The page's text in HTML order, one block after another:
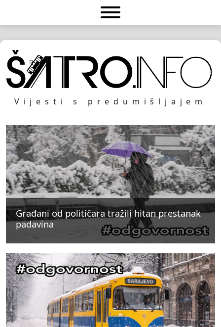
Vijesti s predumišljajem
Građani od političara tražili hitan prestanak
padavina
Građani od političara tražili hitan prestanak
padavina
Građani od političara tražili hitan prestanak
padavina